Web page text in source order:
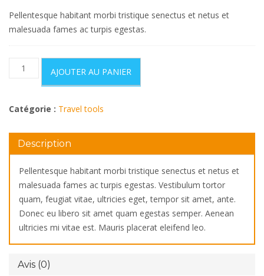
initial
était :
€21.00.
actuel
est :
€17.00.
Pellentesque habitant morbi tristique senectus et netus et
malesuada fames ac turpis egestas.
quantité
journey
AJOUTER AU PANIER
Catégorie : Travel tools
Description
Pellentesque habitant morbi tristique senectus et netus et
malesuada fames ac turpis egestas. Vestibulum tortor
quam, feugiat vitae, ultricies eget, tempor sit amet, ante.
Donec eu libero sit amet quam egestas semper. Aenean
ultricies mi vitae est. Mauris placerat eleifend leo.
Avis (0)